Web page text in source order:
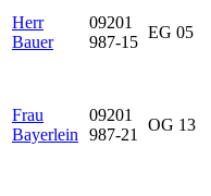
Herr
Bauer
09201
987-15
EG 05
Frau
Bayerlein
09201
987-21
OG 13